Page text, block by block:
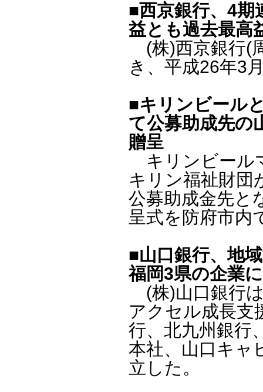
■西京銀行、4
益とも過去最高
(株)西京銀行(
き、平成26年3
■キリンビール
て公募助成先の
贈呈
キリンビール
キリン福祉財団
公募助成金先と
呈式を防府市内
■山口銀行、地
福岡3県の企業
(株)山口銀行
アクセル成長支
行、北九州銀行
本社、山口キャ
立した。